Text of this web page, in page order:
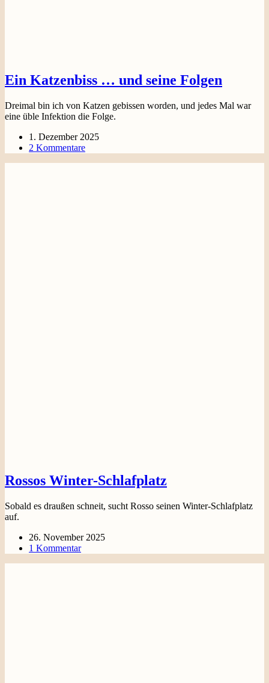
Ein Katzenbiss … und seine Folgen
Dreimal bin ich von Katzen gebissen worden, und jedes Mal war
eine üble Infektion die Folge.
1. Dezember 2025
2 Kommentare
Rossos Winter-Schlafplatz
Sobald es draußen schneit, sucht Rosso seinen Winter-Schlafplatz
auf.
26. November 2025
1 Kommentar